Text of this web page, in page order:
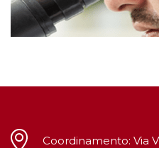
Coordinamento: Via